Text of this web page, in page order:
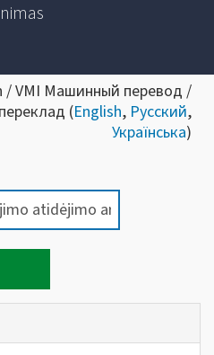
/ VMI Машинный перевод /
(English, Русский,
Українська)